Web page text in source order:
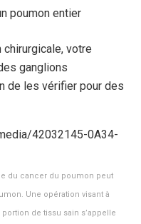
poumon entier
votre
ganglions
de les vérifier pour des
du cancer du poumon peut
Une opération visant à
de tissu sain s’appelle